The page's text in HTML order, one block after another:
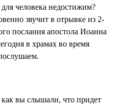
человека недостижим?
звучит в отрывке из 2-
послания апостола Иоанна
в храмах во время
вы слышали, что придет